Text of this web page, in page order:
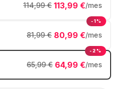
113,99 €/mes
114,99 €
80,99 €/mes
81,99 €
-1%
64,99 €/mes
65,99 €
-2%